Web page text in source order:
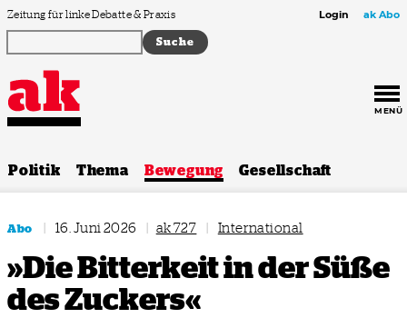
Zum Inhalt springen
Zeitung für linke Debatte & Praxis Login ak Abo
MENÜ
Politik Thema Bewegung Gesellschaft
Abo | 16. Juni 2026 | ak 727 | International
»Die Bitterkeit in der Süße
des Zuckers«